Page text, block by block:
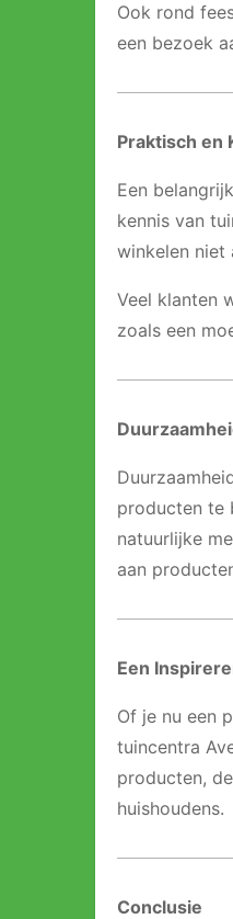
Ook rond
een bezoek
Praktisch en
Een
kennis van
winkelen niet
Veel klanten
zoals een
producten te
natuurlijke
aan
Een
Of je nu een
tuincentra
producten,
huishoudens.
Conclusie